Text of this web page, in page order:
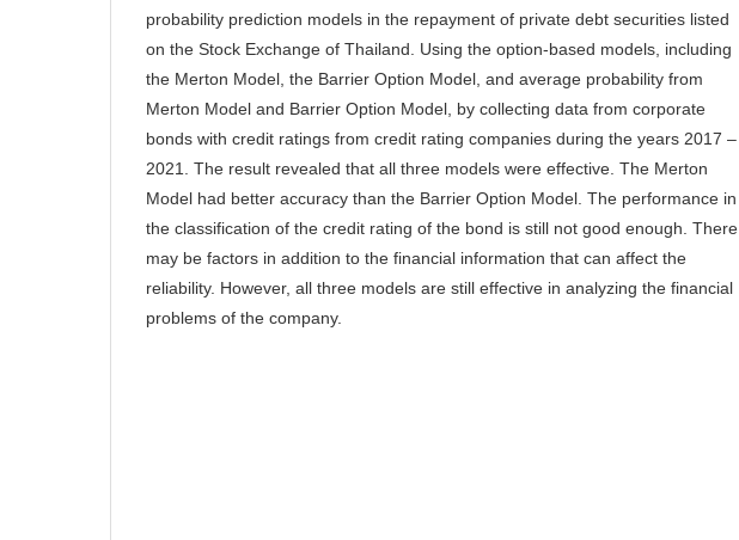
probability prediction models in the repayment of private debt securities listed
on the Stock Exchange of Thailand. Using the option-based models, including
the Merton Model, the Barrier Option Model, and average probability from
Merton Model and Barrier Option Model, by collecting data from corporate
bonds with credit ratings from credit rating companies during the years 2017 –
2021. The result revealed that all three models were effective. The Merton
Model had better accuracy than the Barrier Option Model. The performance in
the classification of the credit rating of the bond is still not good enough. There
may be factors in addition to the financial information that can affect the
reliability. However, all three models are still effective in analyzing the financial
problems of the company.